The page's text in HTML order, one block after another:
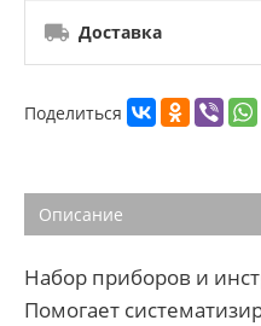
Доставка
Поделиться
Описание
Набор приборов и
Помогает